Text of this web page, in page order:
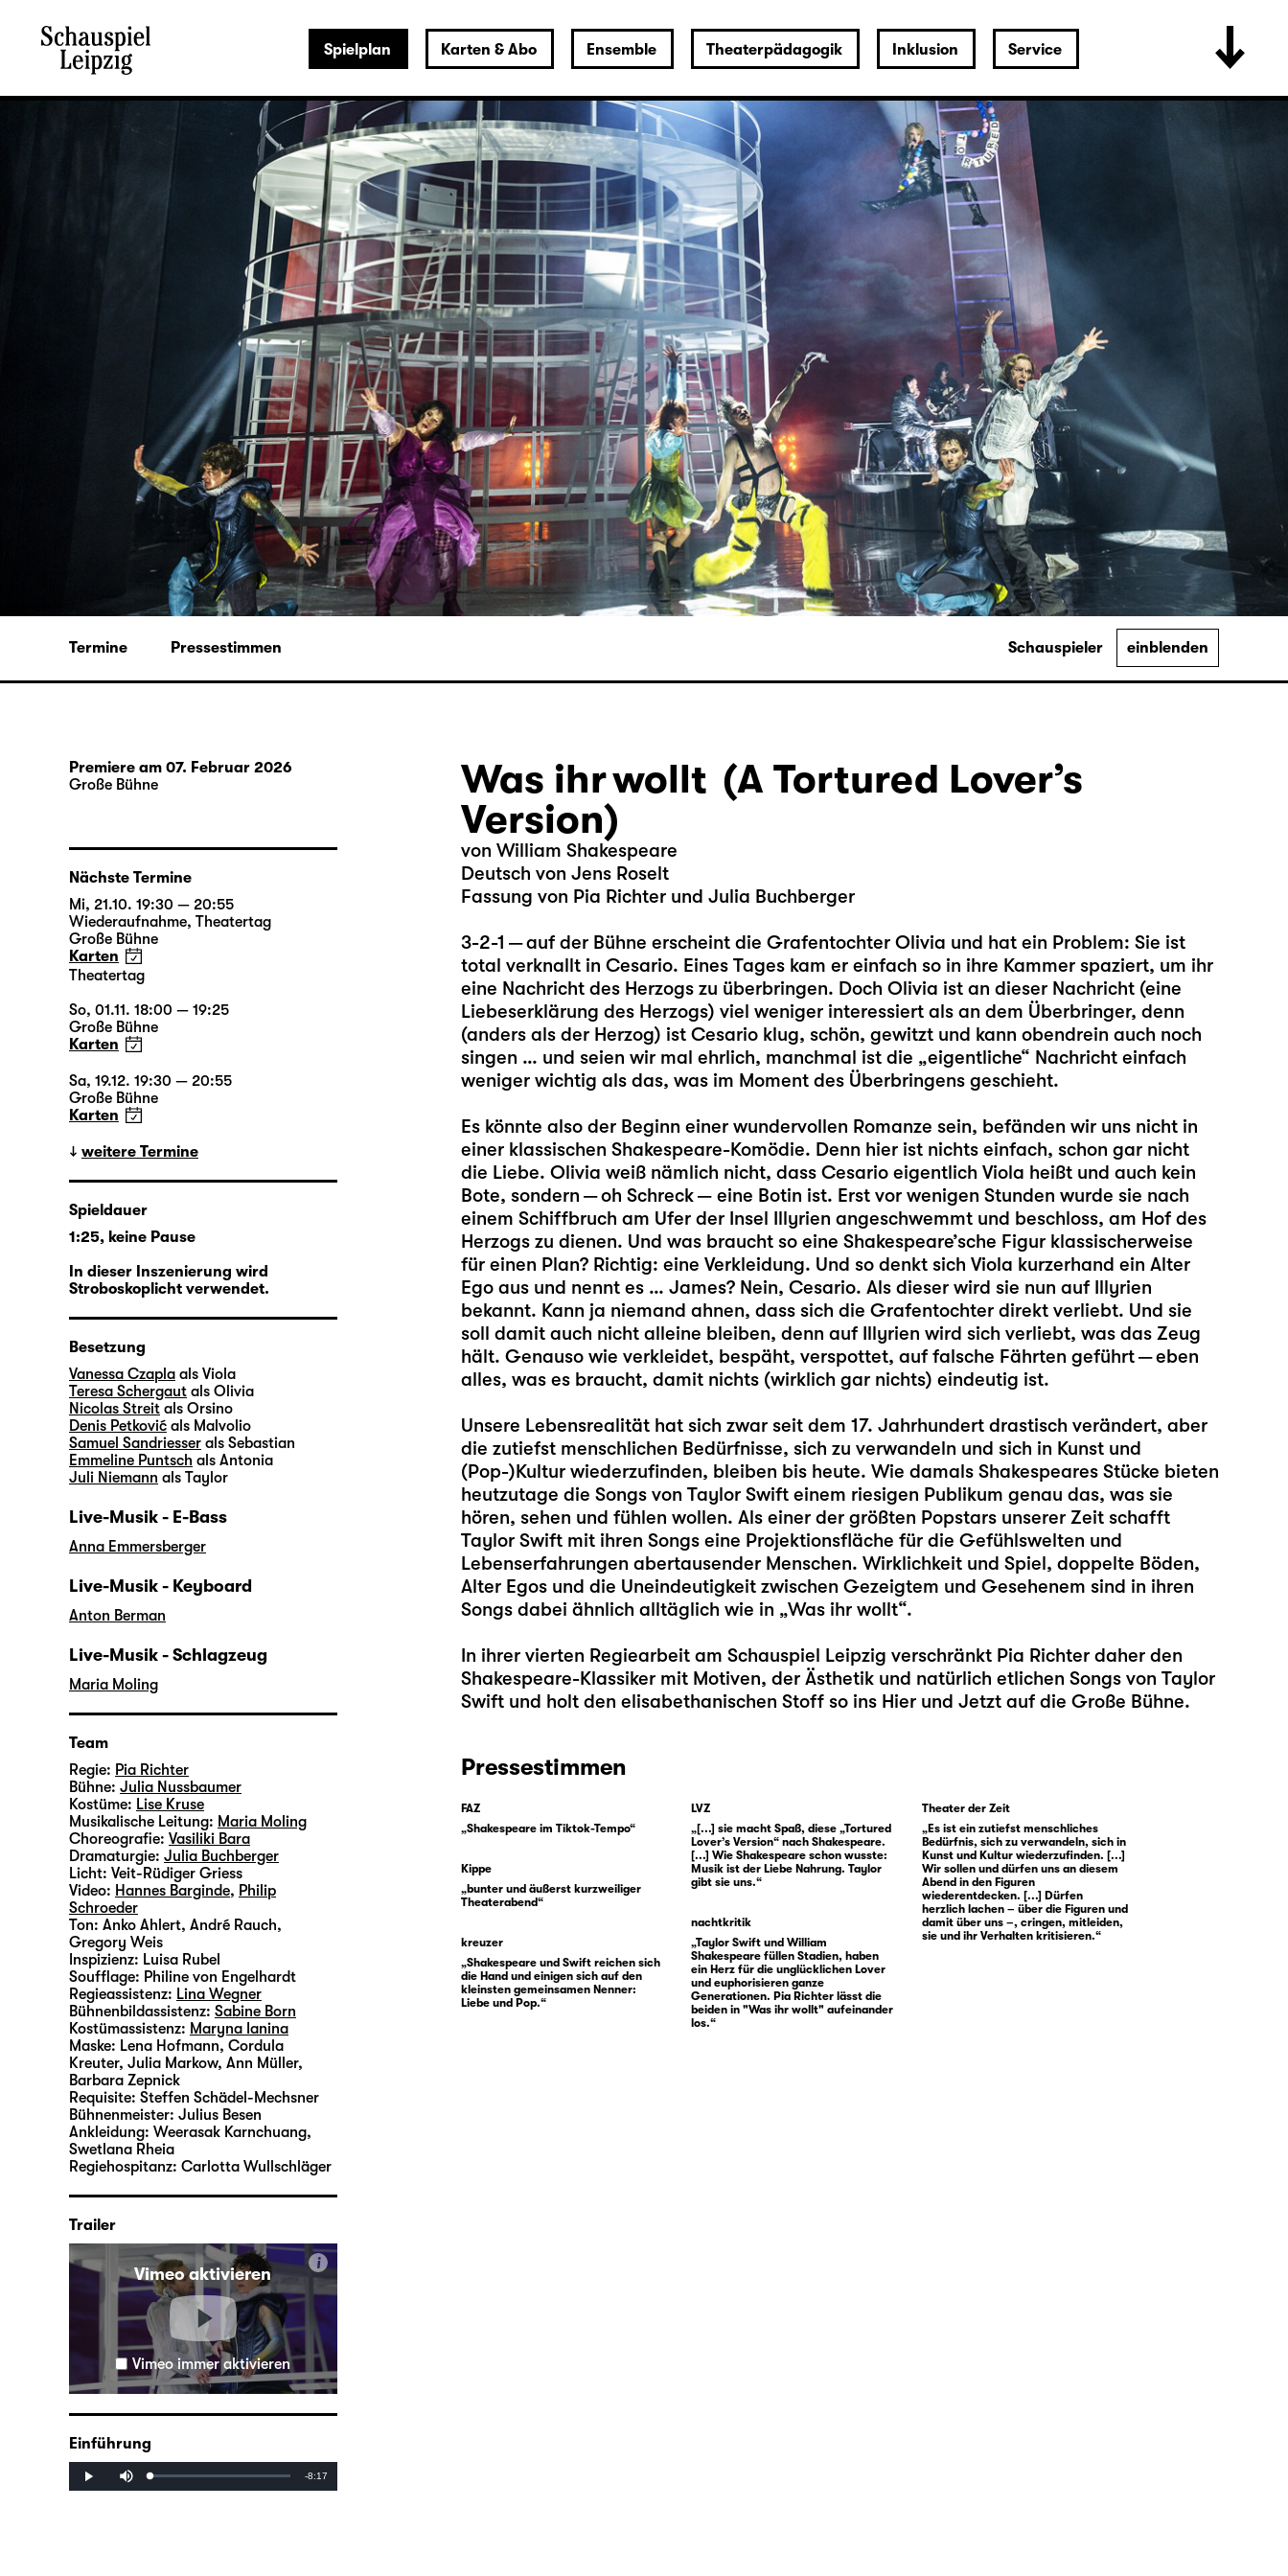
Spielplan Karten & Abo Ensemble Theaterpädagogik Inklusion Service
Termine Pressestimmen Schauspieler einblenden
Was ihr wollt (A Tortured Lover’s
Version)
von William Shakespeare
Deutsch von Jens Roselt
Fassung von Pia Richter und Julia Buchberger
3-2-1 — auf der Bühne erscheint die Grafentochter Olivia und hat ein Problem: Sie ist
total verknallt in Cesario. Eines Tages kam er einfach so in ihre Kammer spaziert, um ihr
eine Nachricht des Herzogs zu überbringen. Doch Olivia ist an dieser Nachricht (eine
Liebeserklärung des Herzogs) viel weniger interessiert als an dem Überbringer, denn
(anders als der Herzog) ist Cesario klug, schön, gewitzt und kann obendrein auch noch
singen … und seien wir mal ehrlich, manchmal ist die „eigentliche“ Nachricht einfach
weniger wichtig als das, was im Moment des Überbringens geschieht.
Es könnte also der Beginn einer wundervollen Romanze sein, befänden wir uns nicht in
einer klassischen Shakespeare-Komödie. Denn hier ist nichts einfach, schon gar nicht
die Liebe. Olivia weiß nämlich nicht, dass Cesario eigentlich Viola heißt und auch kein
Bote, sondern — oh Schreck — eine Botin ist. Erst vor wenigen Stunden wurde sie nach
einem Schiffbruch am Ufer der Insel Illyrien angeschwemmt und beschloss, am Hof des
Herzogs zu dienen. Und was braucht so eine Shakespeare’sche Figur klassischerweise
für einen Plan? Richtig: eine Verkleidung. Und so denkt sich Viola kurzerhand ein Alter
Ego aus und nennt es … James? Nein, Cesario. Als dieser wird sie nun auf Illyrien
bekannt. Kann ja niemand ahnen, dass sich die Grafentochter direkt verliebt. Und sie
soll damit auch nicht alleine bleiben, denn auf Illyrien wird sich verliebt, was das Zeug
hält. Genauso wie verkleidet, bespäht, verspottet, auf falsche Fährten geführt — eben
alles, was es braucht, damit nichts (wirklich gar nichts) eindeutig ist.
Unsere Lebensrealität hat sich zwar seit dem 17. Jahrhundert drastisch verändert, aber
die zutiefst menschlichen Bedürfnisse, sich zu verwandeln und sich in Kunst und
(Pop-)Kultur wiederzufinden, bleiben bis heute. Wie damals Shakespeares Stücke bieten
heutzutage die Songs von Taylor Swift einem riesigen Publikum genau das, was sie
hören, sehen und fühlen wollen. Als einer der größten Popstars unserer Zeit schafft
Taylor Swift mit ihren Songs eine Projektionsfläche für die Gefühlswelten und
Lebenserfahrungen abertausender Menschen. Wirklichkeit und Spiel, doppelte Böden,
Alter Egos und die Uneindeutigkeit zwischen Gezeigtem und Gesehenem sind in ihren
Songs dabei ähnlich alltäglich wie in „Was ihr wollt“.
In ihrer vierten Regiearbeit am Schauspiel Leipzig verschränkt Pia Richterdaher den
Shakespeare-Klassiker mit Motiven, der Ästhetik und natürlich etlichen Songs von Taylor
Swift und holt den elisabethanischen Stoff so ins Hier und Jetzt auf die Große Bühne.
Pressestimmen
FAZ
„Shakespeare im Tiktok-Tempo“
Kippe
„bunter und äußerst kurzweiliger
Theaterabend“
kreuzer
„Shakespeare und Swift reichen sich
die Hand und einigen sich auf den
kleinsten gemeinsamen Nenner:
Liebe und Pop.“
LVZ
„[...] sie macht Spaß, diese „Tortured
Lover’s Version“ nach Shakespeare.
[...] Wie Shakespeare schon wusste:
Musik ist der Liebe Nahrung. Taylor
gibt sie uns.“
nachtkritik
„Taylor Swift und William
Shakespeare füllen Stadien, haben
ein Herz für die unglücklichen Lover
und euphorisieren ganze
Generationen. Pia Richter lässt die
beiden in "Was ihr wollt" aufeinander
los.“
Theater der Zeit
„Es ist ein zutiefst menschliches
Bedürfnis, sich zu verwandeln, sich in
Kunst und Kultur wiederzufinden. [...]
Wir sollen und dürfen uns an diesem
Abend in den Figuren
wiederentdecken. [...] Dürfen
herzlich lachen – über die Figuren und
damit über uns –, cringen, mitleiden,
sie und ihr Verhalten kritisieren.“
Premiere am 07. Februar 2026
Große Bühne
Nächste Termine
Mi, 21.10. 19:30 — 20:55
Wiederaufnahme, Theatertag
Große Bühne
Karten
Theatertag
So, 01.11. 18:00 — 19:25
Große Bühne
Karten
Sa, 19.12. 19:30 — 20:55
Große Bühne
Karten
weitere Termine
Spieldauer
1:25, keine Pause
In dieser Inszenierung wird
Stroboskoplicht verwendet.
Besetzung
Vanessa Czapla als Viola
Teresa Schergaut als Olivia
Nicolas Streit als Orsino
Denis Petković als Malvolio
Samuel Sandriesser als Sebastian
Emmeline Puntsch als Antonia
Juli Niemann als Taylor
Live-Musik - E-Bass
Anna Emmersberger
Live-Musik - Keyboard
Anton Berman
Live-Musik - Schlagzeug
Maria Moling
Team
Regie: Pia Richter
Bühne: Julia Nussbaumer
Kostüme: Lise Kruse
Musikalische Leitung: Maria Moling
Choreografie: Vasiliki Bara
Dramaturgie: Julia Buchberger
Licht: Veit-Rüdiger Griess
Video: Hannes Barginde, Philip
Schroeder
Ton: Anko Ahlert, André Rauch,
Gregory Weis
Inspizienz: Luisa Rubel
Soufflage: Philine von Engelhardt
Regieassistenz: Lina Wegner
Bühnenbildassistenz: Sabine Born
Kostümassistenz: Maryna Ianina
Maske: Lena Hofmann, Cordula
Kreuter, Julia Markow, Ann Müller,
Barbara Zepnick
Requisite: Steffen Schädel-Mechsner
Bühnenmeister: Julius Besen
Ankleidung: Weerasak Karnchuang,
Swetlana Rheia
Regiehospitanz: Carlotta Wullschläger
Trailer
Vimeo aktivieren
i
Vimeo immer aktivieren
Einführung
Play Loaded:
Progress:
Remaining
-8:17